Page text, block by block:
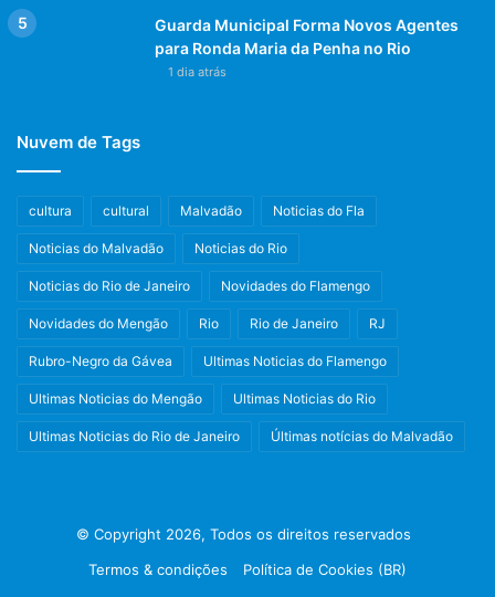
Guarda Municipal Forma Novos Agentes
para Ronda Maria da Penha no Rio
1 dia atrás
Nuvem de Tags
cultura cultural Malvadão Noticias do Fla
Noticias do Malvadão Noticias do Rio
Noticias do Rio de Janeiro Novidades do Flamengo
Novidades do Mengão Rio Rio de Janeiro RJ
Rubro-Negro da Gávea Ultimas Noticias do Flamengo
Ultimas Noticias do Mengão Ultimas Noticias do Rio
Ultimas Noticias do Rio de Janeiro Últimas notícias do Malvadão
© Copyright 2026, Todos os direitos reservados
Termos & condições
Política de Cookies (BR)